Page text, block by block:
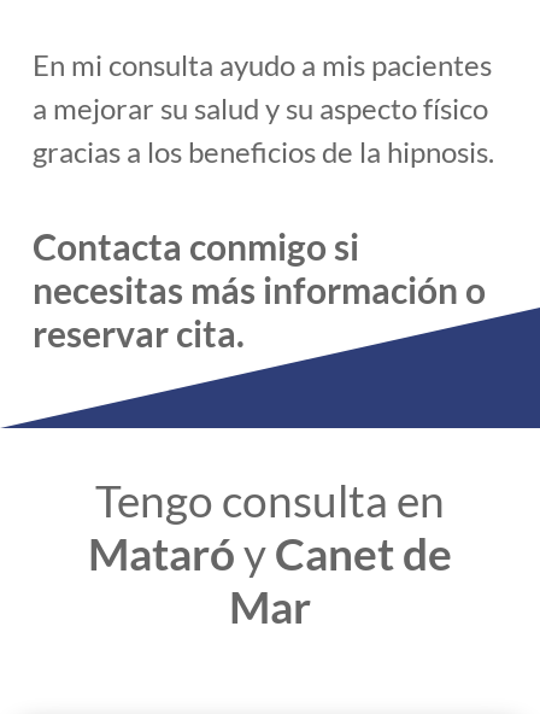
En mi consulta ayudo a mis pacientes
a mejorar su salud y su aspecto físico
gracias a los beneficios de la hipnosis.
Contacta conmigo si
necesitas más información o
reservar cita.
Tengo consulta en
MataróyCanet de
Mar